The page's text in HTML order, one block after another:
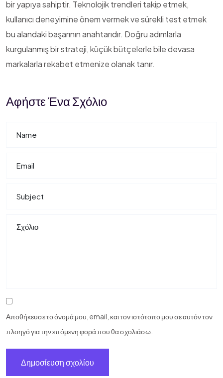
bir yapıya sahiptir. Teknolojik trendleri takip etmek,
kullanıcı deneyimine önem vermek ve sürekli test etmek
bu alandaki başarının anahtarıdır. Doğru adımlarla
kurgulanmış bir strateji, küçük bütçelerle bile devasa
markalarla rekabet etmenize olanak tanır.
Αφήστε Ένα Σχόλιο
Αποθήκευσε το όνομά μου, email, και τον ιστότοπο μου σε αυτόν τον
πλοηγό για την επόμενη φορά που θα σχολιάσω.